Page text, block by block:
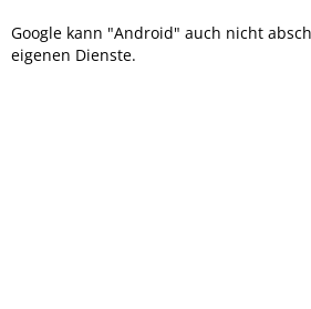
Google kann "Android" auch nicht
eigenen Dienste.